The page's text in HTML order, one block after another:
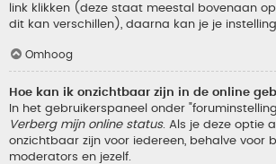
link klikken (deze staat meestal bovenaan
dit kan verschillen), daarna kan je je
Omhoog
Hoe kan ik onzichtbaar zijn in de online
In het gebruikerspaneel onder
Verberg mijn online status. Als je deze optie
onzichtbaar zijn voor iedereen, behalve voor
moderators en jezelf.